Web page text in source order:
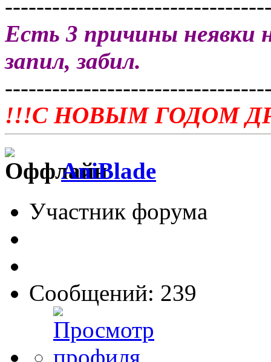
Есть 3 причины неявки
запил, забил.
!!!С НОВЫМ ГОДОМ
AniBlade
Участник форума
Сообщений: 239